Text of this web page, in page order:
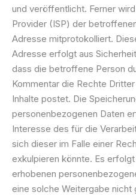
und veröffentlicht. Ferner
Provider (ISP) der
Adresse mitprotokolliert.
Adresse erfolgt aus
dass die betroffene Person
Kommentar die Rechte
Inhalte postet. Die
personenbezogenen Daten
Interesse des für die
sich dieser im Falle einer
exkulpieren könnte. Es
erhobenen
eine solche Weitergabe